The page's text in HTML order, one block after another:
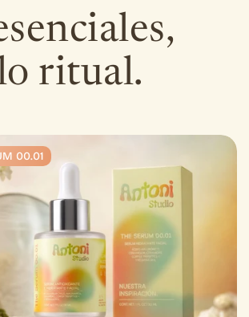
ritual.
00.01
00.01